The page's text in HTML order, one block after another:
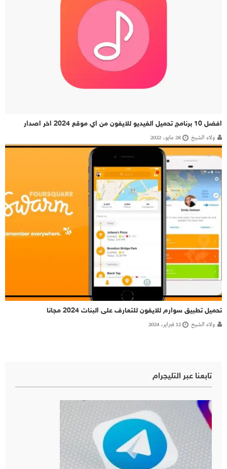
افضل 10 برنامج تحميل الفيديو للايفون من اي موقع 2024 اخر اصدار
ولاء الشيخ 28 مايو، 2022
تحميل تطبيق سوارم للايفون للتعارف على البنات 2024 مجانا
ولاء الشيخ 12 فبراير، 2024
تابعنا عبر التليجرام